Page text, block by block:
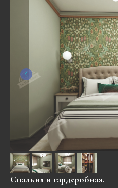
Спальня и гардеробная.